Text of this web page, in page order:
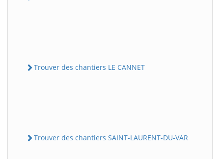
Trouver des chantiers LE CANNET
Trouver des chantiers SAINT-LAURENT-DU-VAR